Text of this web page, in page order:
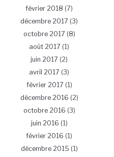
février 2018 (7)
décembre 2017 (3)
octobre 2017 (8)
août 2017 (1)
juin 2017 (2)
avril 2017 (3)
février 2017 (1)
décembre 2016 (2)
octobre 2016 (3)
juin 2016 (1)
février 2016 (1)
décembre 2015 (1)